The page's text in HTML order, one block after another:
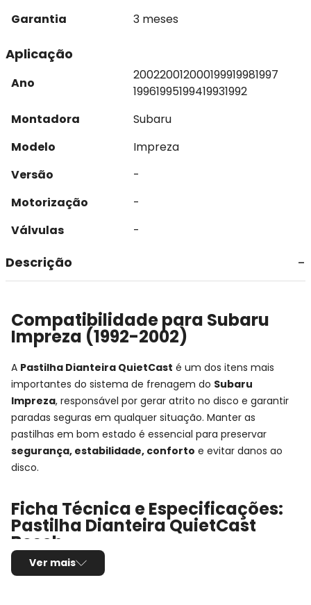
Garantia
3 meses
Aplicação
Ano
200220012000199919981997
19961995199419931992
Montadora
Subaru
Modelo
Impreza
Versão
-
Motorização
-
Válvulas
-
Descrição
Compatibilidade para Subaru
Impreza (1992-2002)
A Pastilha Dianteira QuietCast é um dos itens mais
importantes do sistema de frenagem do Subaru
Impreza, responsável por gerar atrito no disco e garantir
paradas seguras em qualquer situação. Manter as
pastilhas em bom estado é essencial para preservar
segurança, estabilidade, conforto e evitar danos ao
disco.
Ficha Técnica e Especificações:
Pastilha Dianteira QuietCast
Bosch
Montadora:
Ver mais